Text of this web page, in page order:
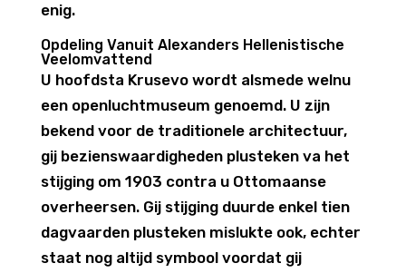
enig.
Opdeling Vanuit Alexanders Hellenistische
Veelomvattend
U hoofdsta Krusevo wordt alsmede welnu
een openluchtmuseum genoemd. U zijn
bekend voor de traditionele architectuur,
gij bezienswaardigheden plusteken va het
stijging om 1903 contra u Ottomaanse
overheersen. Gij stijging duurde enkel tien
dagvaarden plusteken mislukte ook, echter
staat nog altijd symbool voordat gij